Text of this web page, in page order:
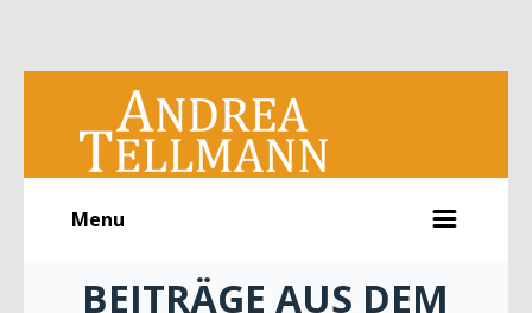
Menu
BEITRÄGE AUS DEM